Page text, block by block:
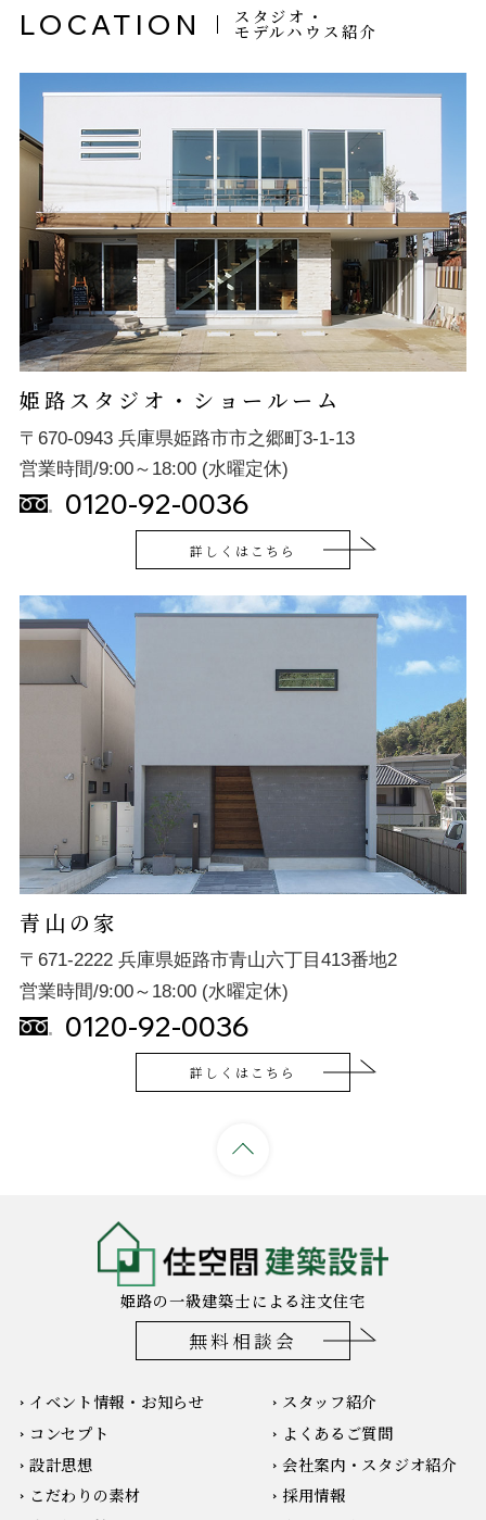
LOCATION スタジオ・
モデルハウス紹介
姫路スタジオ・ショールーム
〒670-0943 兵庫県姫路市市之郷町3-1-13
営業時間/9:00～18:00 (水曜定休)
0120-92-0036
詳しくはこちら
青山の家
〒671-2222 兵庫県姫路市青山六丁目413番地2
営業時間/9:00～18:00 (水曜定休)
0120-92-0036
詳しくはこちら
姫路の一級建築士による注文住宅
無料相談会
イベント情報・お知らせ
コンセプト
設計思想
こだわりの素材
スタッフ紹介
よくあるご質問
会社案内・スタジオ紹介
採用情報